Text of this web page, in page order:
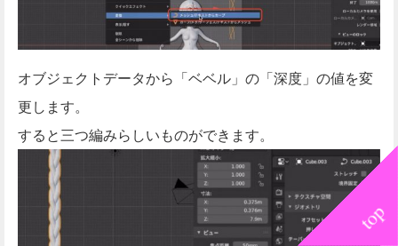
オブジェクトデータから「ベベル」の「深度」の値を変
更します。
すると三つ編みらしいものができます。